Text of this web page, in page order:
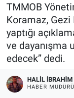
TMMOB
Koramaz, Gezi
yaptığı
ve dayanışma
edecek” dedi.
HALIL İBRAHIM
HABER MÜDÜRÜ